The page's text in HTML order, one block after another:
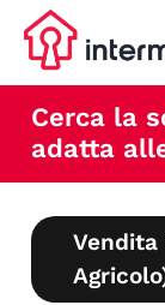
Cerca la
adatta
Vendita